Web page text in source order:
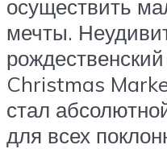
осуществить
мечты.
Christmas
стал
для всех